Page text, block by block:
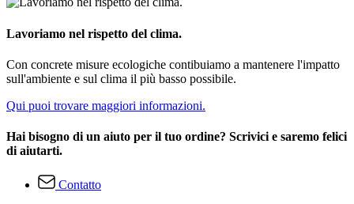
Lavoriamo nel rispetto del clima.
Con concrete misure ecologiche contibuiamo a mantenere l'impatto
sull'ambiente e sul clima il più basso possibile.
Qui puoi trovare maggiori informazioni.
Hai bisogno di un aiuto per il tuo ordine? Scrivici e saremo felici
di aiutarti.
Contatto